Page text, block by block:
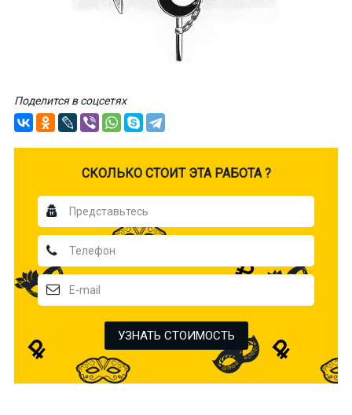
Поделится в соцсетях
CКОЛЬКО СТОИТ ЭТА РАБОТА ?
УЗНАТЬ СТОИМОСТЬ